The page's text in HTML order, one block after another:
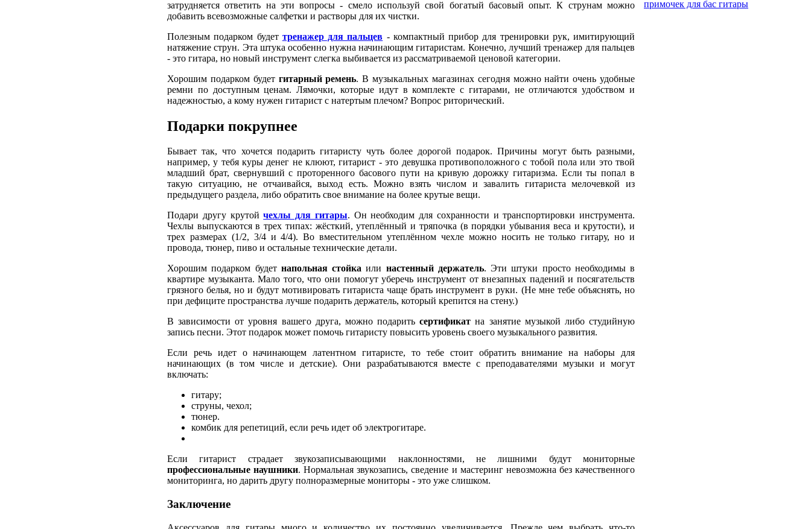
затрудняется ответить на эти вопросы - смело используй свой богатый басовый опыт. К струнам можно
добавить всевозможные салфетки и растворы для их чистки.
Полезным подарком будет тренажер для пальцев - компактный прибор для тренировки рук, имитирующий
натяжение струн. Эта штука особенно нужна начинающим гитаристам. Конечно, лучший тренажер для пальцев
- это гитара, но новый инструмент слегка выбивается из рассматриваемой ценовой категории.
Хорошим подарком будет гитарный ремень. В музыкальных магазинах сегодня можно найти очень удобные
ремни по доступным ценам. Лямочки, которые идут в комплекте с гитарами, не отличаются удобством и
надежностью, а кому нужен гитарист с натертым плечом? Вопрос риторический.
Подарки покрупнее
Бывает так, что хочется подарить гитаристу чуть более дорогой подарок. Причины могут быть разными,
например, у тебя куры денег не клюют, гитарист - это девушка противоположного с тобой пола или это твой
младший брат, свернувший с проторенного басового пути на кривую дорожку гитаризма. Если ты попал в
такую ситуацию, не отчаивайся, выход есть. Можно взять числом и завалить гитариста мелочевкой из
предыдущего раздела, либо обратить свое внимание на более крутые вещи.
Подари другу крутойчехлы для гитары. Он необходим для сохранности и транспортировки инструмента.
Чехлы выпускаются в трех типах: жёсткий, утеплённый и тряпочка (в порядки убывания веса и крутости), и
трех размерах (1/2, 3/4 и 4/4). Во вместительном утеплённом чехле можно носить не только гитару, но и
провода, тюнер, пиво и остальные технические детали.
Хорошим подарком будет напольная стойка или настенный держатель. Эти штуки просто необходимы в
квартире музыканта. Мало того, что они помогут уберечь инструмент от внезапных падений и посягательств
грязного белья, но и будут мотивировать гитариста чаще брать инструмент в руки. (Не мне тебе объяснять, но
при дефиците пространства лучше подарить держатель, который крепится на стену.)
В зависимости от уровня вашего друга, можно подаритьсертификат на занятие музыкой либо студийную
запись песни. Этот подарок может помочь гитаристу повысить уровень своего музыкального развития.
Если речь идет о начинающем латентном гитаристе, то тебе стоит обратить внимание на наборы для
начинающих (в том числе и детские). Они разрабатываются вместе с преподавателями музыки и могут
включать:
гитару;
струны, чехол;
тюнер.
комбик для репетиций, если речь идет об электрогитаре.
Если гитарист страдает звукозаписывающими наклонностями, не лишними будут мониторные
профессиональные наушники. Нормальная звукозапись, сведение и мастеринг невозможна без качественного
мониторинга, но дарить другу полноразмерные мониторы - это уже слишком.
Заключение
примочек для бас гитары